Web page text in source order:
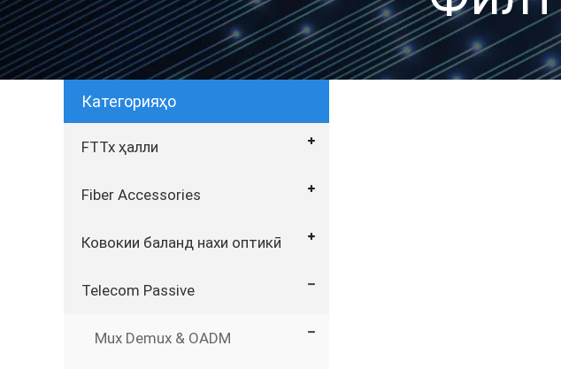
Категорияҳо
FTTx ҳалли
Fiber Accessories
Ковокии баланд нахи оптикӣ
Telecom Passive
Mux Demux & OADM